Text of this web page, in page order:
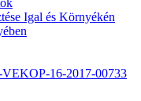
Igal és Környékén
16-2017-00733